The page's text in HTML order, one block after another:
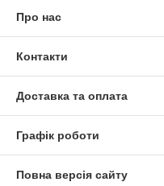
Про нас
Контакти
Доставка та оплата
Графік роботи
Повна версія сайту